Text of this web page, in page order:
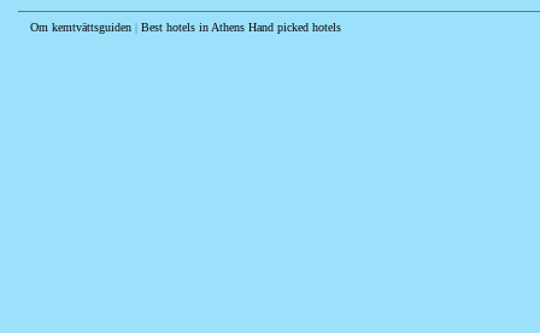
Om kemtvättsguiden | Best hotels in Athens Hand picked hotels